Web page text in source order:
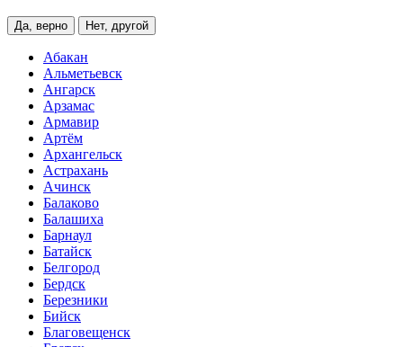
Да, верно Нет, другой
Абакан
Альметьевск
Ангарск
Арзамас
Армавир
Артём
Архангельск
Астрахань
Ачинск
Балаково
Балашиха
Барнаул
Батайск
Белгород
Бердск
Березники
Бийск
Благовещенск